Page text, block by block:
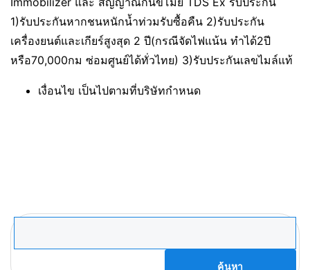
1)รับประกันหากชนหนักน้ำท่วมรับซื้อคืน 2)รับประกัน
เครื่องยนต์และเกียร์สูงสุด 2 ปี(กรณีจัดไฟแน้น ทำได้2ปี
หรือ70,000กม ซ่อมศูนย์ได้ทั่วไทย) 3)รับประกันเลขไมล์แท้
เงื่อนไข เป็นไปตามที่บริษัทกำหนด
ค้นหา